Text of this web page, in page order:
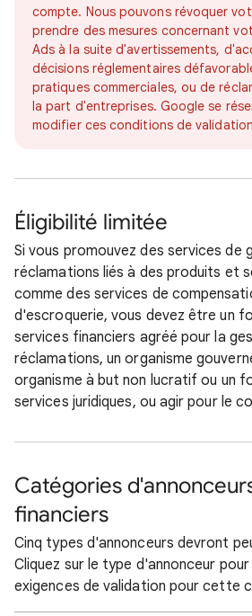
compte. Nous pouvons révoquer
prendre des mesures concernant
Ads à la suite d'avertissements,
décisions réglementaires
pratiques commerciales, ou de
la part d'entreprises. Google se
modifier ces conditions de
Éligibilité limitée
Si vous promouvez des services de
réclamations liés à des produits et
comme des services de
d'escroquerie, vous devez être un
services financiers agréé pour la
réclamations, un organisme
organisme à but non lucratif ou un
services juridiques, ou agir pour le
Catégories
financiers
Cinq types d'annonceurs devront
Cliquez sur le type d'annonceur
exigences de validation pour cette